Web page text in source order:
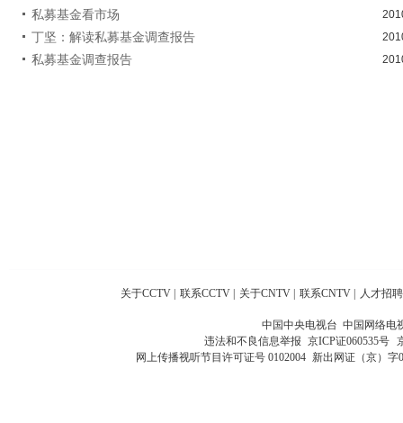
私募基金看市场
丁坚：解读私募基金调查报告
私募基金调查报告
关于CCTV | 联系CCTV | 关于CNTV | 联系CNTV | 人才招聘
中国中央电视台 中国网络电
违法和不良信息举报 京ICP证060535号
网上传播视听节目许可证号 0102004 新出网证（京）